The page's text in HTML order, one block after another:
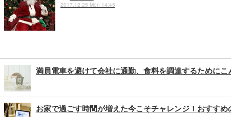
2017.12.25 Mon 14:45
満員電車を避けて会社に通勤、食料を調達するためにこ
お家で過ごす時間が増えた今こそチャレンジ！おすす